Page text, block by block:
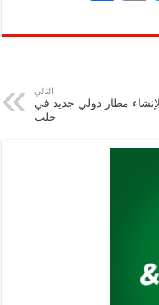
gr
m
ai
ar
التالي
مطار دولي جديد في
حلب